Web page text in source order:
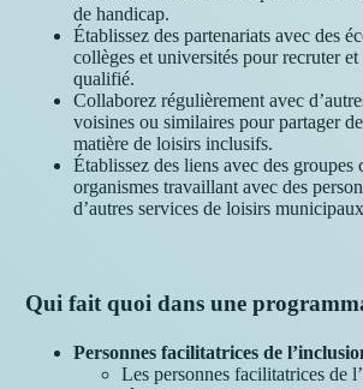
de handicap.
Établissez des partenariats avec des
collèges et universités pour recruter
qualifié.
Collaborez régulièrement avec
voisines ou similaires pour partager
matière de loisirs inclusifs.
Établissez des liens avec des groupes
organismes travaillant avec des
d’autres services de loisirs
Qui fait quoi dans une
Personnes facilitatrices de
Les personnes facilitatrices de